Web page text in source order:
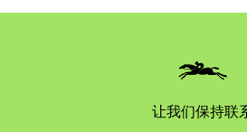
让我们保持联